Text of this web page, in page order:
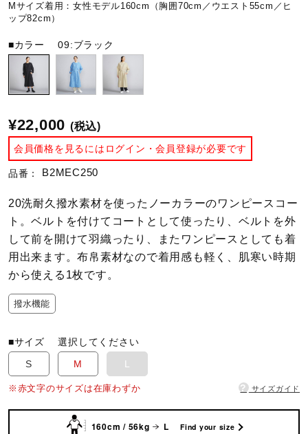
バレーボール
テニス／ソフトテニス
陸上競技
卓球
ソフトボール
ウィンタースポーツ
ワーキング
Mサイズ着用：女性モデル160cm（胸囲70cm／ウエスト55cm／ヒ
ップ82cm）
■カラー09:ブラック
¥22,000 (税込)
会員価格を見るにはログイン・会員登録が必要です
品番： B2MEC250
20洗耐久撥水素材を使ったノーカラーのワンピースコー
ト。ベルトを付けてコートとして使ったり、ベルトを外
して前を開けて羽織ったり、またワンピースとしても着
用出来ます。布帛素材なので着用感も軽く、肌寒い時期
から使える1枚です。
撥水機能
■サイズ選択してください
S
M L
※赤文字のサイズは在庫わずか ? サイズガイド
160cm / 56kg L Find your size